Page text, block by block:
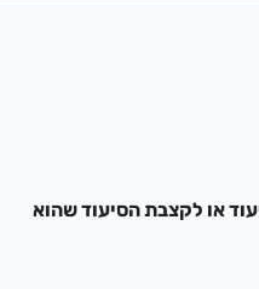
או לקצבת הסיעוד שהוא